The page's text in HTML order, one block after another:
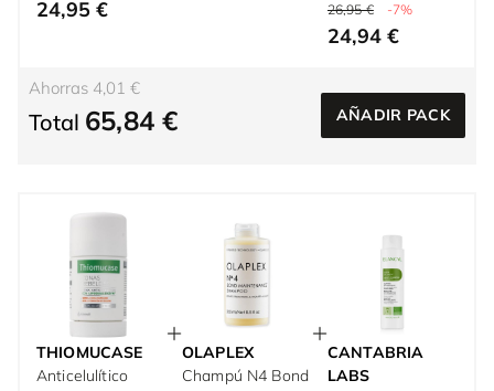
24,95 € 26,95 € -7%
24,94 €
Ahorras 4,01 €
Total 65,84 € AÑADIR PACK
THIOMUCASE
Anticelulítico
OLAPLEX
Champú N4 Bond
CANTABRIA
LABS